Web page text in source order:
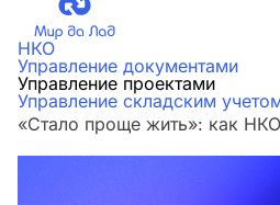
НКО
Управление документами
Управление проектами
Управление складским
«Стало проще жить»: как